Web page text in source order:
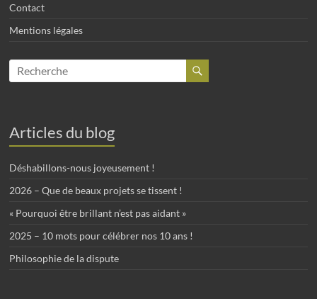
Contact
Mentions légales
Articles du blog
Déshabillons-nous joyeusement !
2026 – Que de beaux projets se tissent !
« Pourquoi être brillant n’est pas aidant »
2025 – 10 mots pour célébrer nos 10 ans !
Philosophie de la dispute